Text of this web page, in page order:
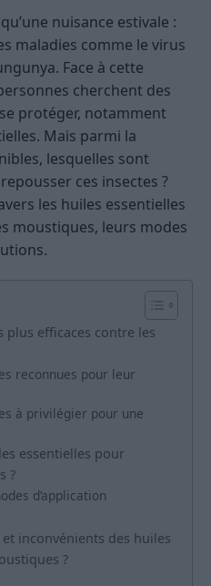
nuisance estivale :
maladies comme le virus
Face à cette
cherchent des
protéger, notamment
Mais parmi la
lesquelles sont
ces insectes ?
les huiles essentielles
moustiques, leurs modes
plus efficaces contre les
reconnues pour leur
à privilégier pour une
essentielles pour
?
d’application
inconvénients des huiles
?